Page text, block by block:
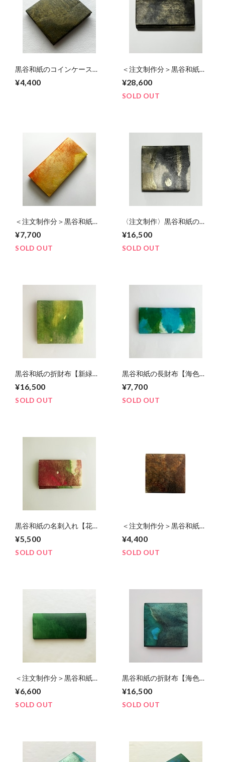
黒谷和紙のコインケース
¥4,400
＜注文制作分＞黒谷和紙の
¥28,600
SOLD OUT
＜注文制作分＞黒谷和紙の
¥7,700
SOLD OUT
〈注文制作〉黒谷和紙の折
¥16,500
SOLD OUT
黒谷和紙の折財布【新緑】
¥16,500
SOLD OUT
黒谷和紙の長財布【海色】
¥7,700
SOLD OUT
黒谷和紙の名刺入れ【花模
様】No.2
¥5,500
SOLD OUT
＜注文制作分＞黒谷和紙の
コインケース【豊穣】No.2
¥4,400
SOLD OUT
＜注文制作分＞黒谷和紙札
入れ【湧水】ホック付き
¥6,600
SOLD OUT
黒谷和紙の折財布【海色】
No.２
¥16,500
SOLD OUT